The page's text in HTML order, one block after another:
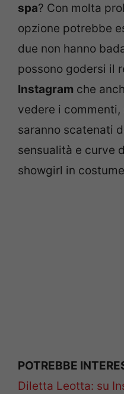
spa? Con molta
opzione potrebbe
due non hanno
possono godersi il
Instagram che
vedere i
saranno scatenati
sensualità e curve
showgirl in
POTREBBE
Diletta Leotta: su